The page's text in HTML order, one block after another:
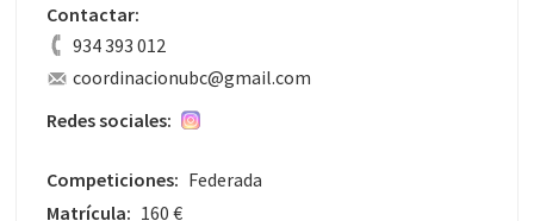
Contactar:
934 393 012
coordinacionubc@gmail.com
Redes sociales:
Competiciones: Federada
Matrícula: 160 €